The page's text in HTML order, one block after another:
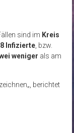
sind im Kreis
Infizierte, bzw.
weniger als am
„ , berichtet